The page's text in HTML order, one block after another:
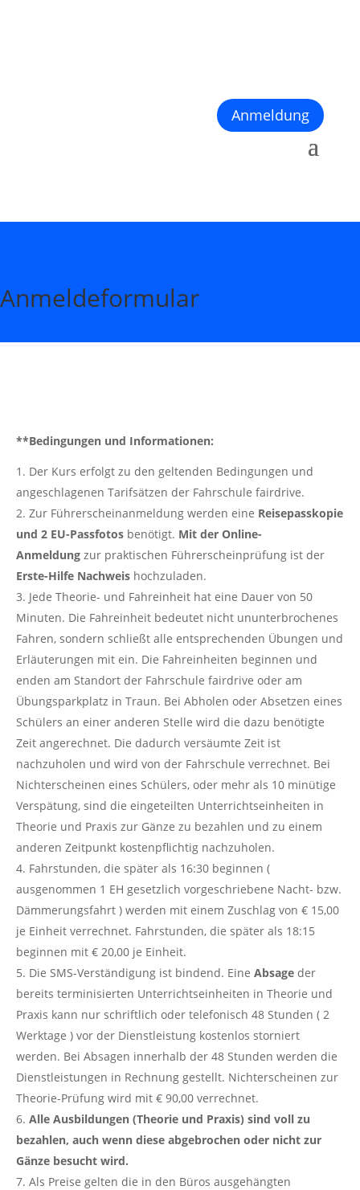
Anmeldung
Anmeldeformular
**Bedingungen und Informationen:
Der Kurs erfolgt zu den geltenden Bedingungen und
angeschlagenen Tarifsätzen der Fahrschule fairdrive.
Zur Führerscheinanmeldung werden eine Reisepasskopie
und 2 EU-Passfotos benötigt. Mit der Online-
Anmeldung zur praktischen Führerscheinprüfung ist der
Erste-Hilfe Nachweis hochzuladen.
Jede Theorie- und Fahreinheit hat eine Dauer von 50
Minuten. Die Fahreinheit bedeutet nicht ununterbrochenes
Fahren, sondern schließt alle entsprechenden Übungen und
Erläuterungen mit ein. Die Fahreinheiten beginnen und
enden am Standort der Fahrschule fairdrive oder am
Übungsparkplatz in Traun. Bei Abholen oder Absetzen eines
Schülers an einer anderen Stelle wird die dazu benötigte
Zeit angerechnet. Die dadurch versäumte Zeit ist
nachzuholen und wird von der Fahrschule verrechnet. Bei
Nichterscheinen eines Schülers, oder mehr als 10 minütige
Verspätung, sind die eingeteilten Unterrichtseinheiten in
Theorie und Praxis zur Gänze zu bezahlen und zu einem
anderen Zeitpunkt kostenpflichtig nachzuholen.
Fahrstunden, die später als 16:30 beginnen (
ausgenommen 1 EH gesetzlich vorgeschriebene Nacht- bzw.
Dämmerungsfahrt ) werden mit einem Zuschlag von € 15,00
je Einheit verrechnet. Fahrstunden, die später als 18:15
beginnen mit € 20,00 je Einheit.
Die SMS-Verständigung ist bindend. Eine Absage der
bereits terminisierten Unterrichtseinheiten in Theorie und
Praxis kann nur schriftlich oder telefonisch 48 Stunden ( 2
Werktage ) vor der Dienstleistung kostenlos storniert
werden. Bei Absagen innerhalb der 48 Stunden werden die
Dienstleistungen in Rechnung gestellt. Nichterscheinen zur
Theorie-Prüfung wird mit € 90,00 verrechnet.
Alle Ausbildungen (Theorie und Praxis) sind voll zu
bezahlen, auch wenn diese abgebrochen oder nicht zur
Gänze besucht wird.
Als Preise gelten die in den Büros ausgehängten